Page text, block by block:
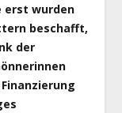
erst wurden
beschafft,
der